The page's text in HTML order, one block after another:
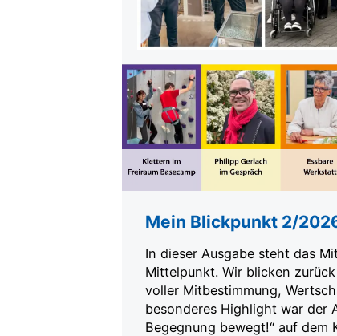
Mein Blickpunkt 2/
In dieser Ausgabe steht das
Mittelpunkt. Wir blicken
voller Mitbestimmung,
besonderes Highlight war der
Begegnung bewegt!“ auf dem